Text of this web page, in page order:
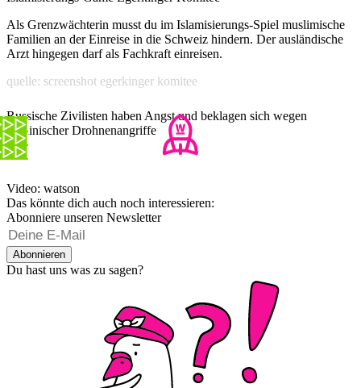
Als Grenzwächterin musst du im Islamisierungs-Spiel muslimische
Familien an der Einreise in die Schweiz hindern. Der ausländische
Arzt hingegen darf als Fachkraft einreisen.
quelle: screenshot egerkinger komitee
Russische Zivilisten haben Angst und beklagen sich wegen
ukrainischer Drohnenangriffe
Video: watson
Das könnte dich auch noch interessieren:
Abonniere unseren Newsletter
Abonnieren
Du hast uns was zu sagen?